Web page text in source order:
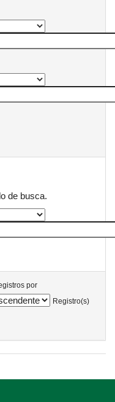
de busca.
por
Registro(s)